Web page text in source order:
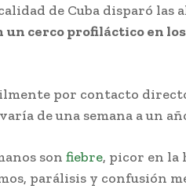
de Cuba disparó las
cerco profiláctico en los
por contacto
de una semana a un
son fiebre, picor en la
parálisis y confusión